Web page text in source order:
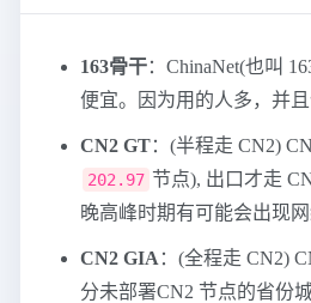
163骨干：ChinaNet(也叫
便宜。因为用的人多，并
CN2 GT：(半程走 CN2)
202.97 节点), 出口才走
晚高峰时期有可能会出现
CN2 GIA ：(全程走 CN2)
分未部署CN2 节点的省份